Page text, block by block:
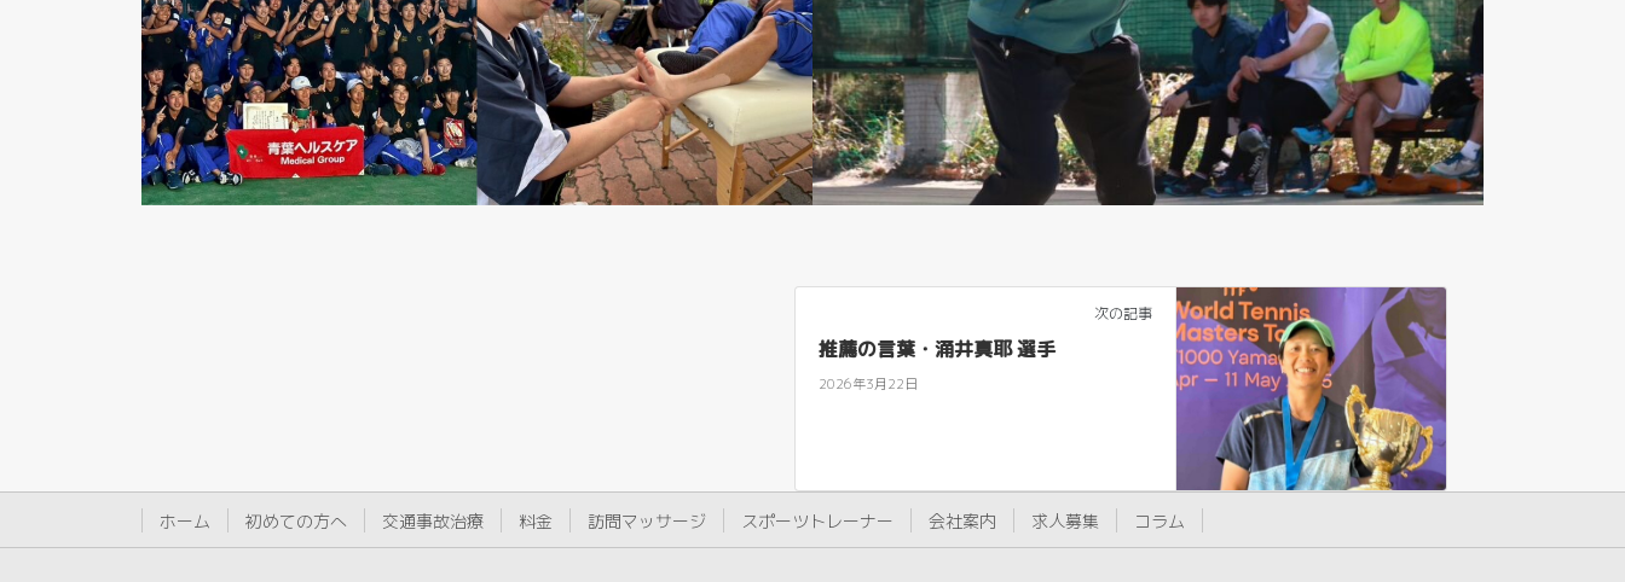
次の記事
推薦の言葉・涌井真耶 選手
2026年3月22日
ホーム 初めての方へ 交通事故治療 料金 訪問マッサージ スポーツトレーナー 会社案内 求人募集 コラム